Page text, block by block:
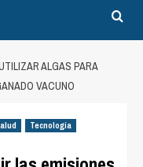
ALGAS PARA
VACUNO
Tecnología